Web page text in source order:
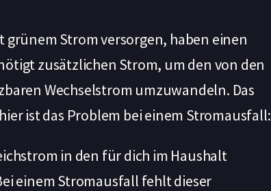
Strom versorgen, haben einen
zusätzlichen Strom, um den von den
Wechselstrom umzuwandeln. Das
ist das Problem bei einem Stromausfall:
in den für dich im Haushalt
einem Stromausfall fehlt dieser